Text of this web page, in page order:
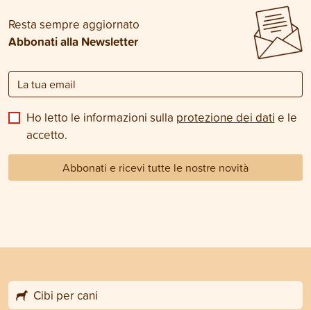
Resta sempre aggiornato
Abbonati alla Newsletter
Ho letto le informazioni sulla protezione dei dati e le
accetto.
Abbonati e ricevi tutte le nostre novità
Cibi per cani